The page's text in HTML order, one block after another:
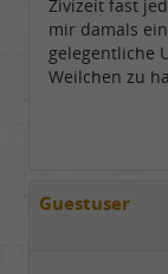
Zivizeit fast
mir damals
gelegentliche
Weilchen zu
Guestuser